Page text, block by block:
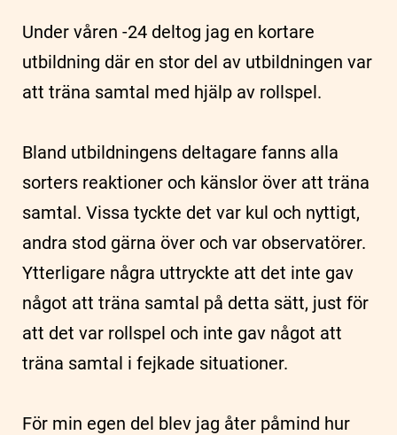
Under våren -24 deltog jag en kortare
utbildning där en stor del av utbildningen var
att träna samtal med hjälp av rollspel.
Bland utbildningens deltagare fanns alla
sorters reaktioner och känslor över att träna
samtal. Vissa tyckte det var kul och nyttigt,
andra stod gärna över och var observatörer.
Ytterligare några uttryckte att det inte gav
något att träna samtal på detta sätt, just för
att det var rollspel och inte gav något att
träna samtal i fejkade situationer.
För min egen del blev jag åter påmind hur